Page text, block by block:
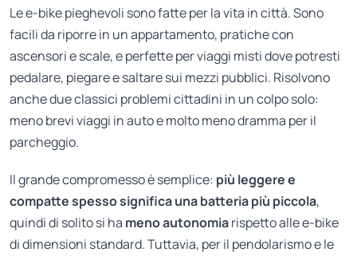
Le e-bike pieghevoli sono fatte per la vita in città. Sono
facili da riporre in un appartamento, pratiche con
ascensori e scale, e perfette per viaggi misti dove potresti
pedalare, piegare e saltare sui mezzi pubblici. Risolvono
anche due classici problemi cittadini in un colpo solo:
meno brevi viaggi in auto e molto meno dramma per il
parcheggio.
Il grande compromesso è semplice: più leggere e
compatte spesso significa una batteria più piccola,
quindi di solito si ha meno autonomiarispetto alle e-bike
di dimensioni standard. Tuttavia, per il pendolarismo e le